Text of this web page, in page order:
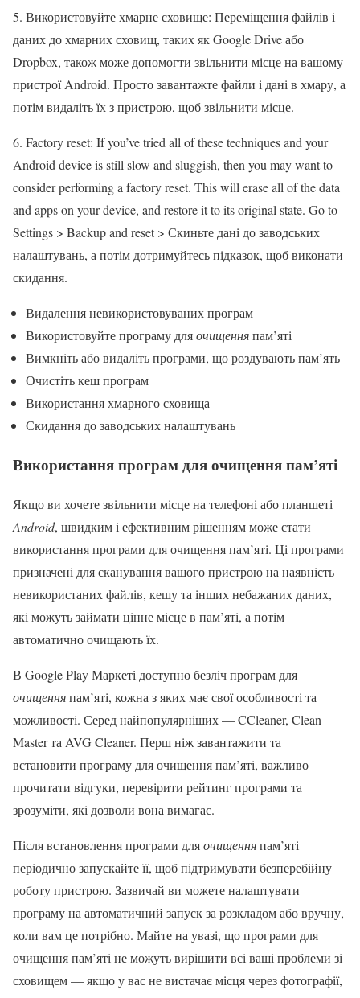
5. Використовуйте хмарне сховище: Переміщення файлів і
даних до хмарних сховищ, таких як Google Drive або
Dropbox, також може допомогти звільнити місце на вашому
пристрої Android. Просто завантажте файли і дані в хмару, а
потім видаліть їх з пристрою, щоб звільнити місце.
6. Factory reset: If you’ve tried all of these techniques and your
Android device is still slow and sluggish, then you may want to
consider performing a factory reset. This will erase all of the data
and apps on your device, and restore it to its original state. Go to
Settings > Backup and reset > Скиньте дані до заводських
налаштувань, а потім дотримуйтесь підказок, щоб виконати
скидання.
Видалення невикористовуваних програм
Використовуйте програму дляочищенняпам’яті
Вимкніть або видаліть програми, що роздувають пам’ять
Очистіть кеш програм
Використання хмарного сховища
Скидання до заводських налаштувань
Використання програм для очищення пам’яті
Якщо ви хочете звільнити місце на телефоні або планшеті
Android, швидким і ефективним рішенням може стати
використання програми для очищення пам’яті. Ці програми
призначені для сканування вашого пристрою на наявність
невикористаних файлів, кешу та інших небажаних даних,
які можуть займати цінне місце в пам’яті, а потім
автоматично очищають їх.
В Google Play Маркеті доступно безліч програм для
очищенняпам’яті, кожна з яких має свої особливості та
можливості. Серед найпопулярніших — CCleaner, Clean
Master та AVG Cleaner. Перш ніж завантажити та
встановити програму для очищення пам’яті, важливо
прочитати відгуки, перевірити рейтинг програми та
зрозуміти, які дозволи вона вимагає.
Після встановлення програми дляочищенняпам’яті
періодично запускайте її, щоб підтримувати безперебійну
роботу пристрою. Зазвичай ви можете налаштувати
програму на автоматичний запуск за розкладом або вручну,
коли вам це потрібно. Майте на увазі, що програми для
очищення пам’яті не можуть вирішити всі ваші проблеми зі
сховищем — якщо у вас не вистачає місця через фотографії,